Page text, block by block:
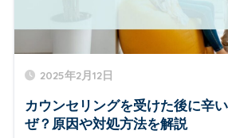
2025年2月12日
カウンセリングを受けた後に辛
ぜ？原因や対処方法を解説